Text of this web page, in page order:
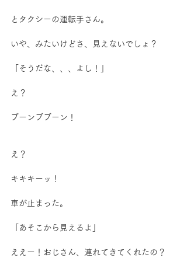
とタクシーの運転手さん。
いや、みたいけどさ、見えないでしょ？
「そうだな、、、よし！」
え？
ブーンブブーン！
え？
キキキーッ！
車が止まった。
「あそこから見えるよ」
ええー！おじさん、連れてきてくれたの？